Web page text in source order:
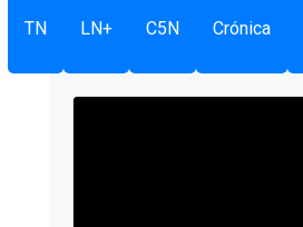
TN LN+ C5N Crónica